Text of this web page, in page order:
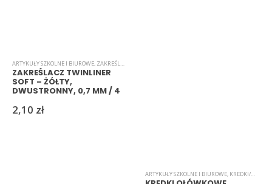
ARTYKUŁY SZKOLNE I BIUROWE, ZAKREŚLACZE
ZAKREŚLACZ TWINLINER
SOFT – ŻÓŁTY,
DWUSTRONNY, 0,7 MM / 4
2,10 zł
ARTYKUŁY SZKOLNE I BIUROWE, KREDKI/MARKERY/PISAKI